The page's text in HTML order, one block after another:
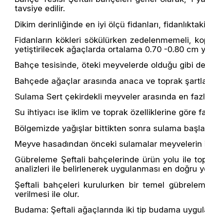
tavsiye edilir.
Dikim derinliğinde en iyi ölçü fidanları,
Fidanların kökleri sökülürken zedelenmemeli,
yetiştirilecek ağaçlarda ortalama 0.70 -0.80 cm
Bahçe tesisinde, öteki meyvelerde olduğu gibi
Bahçede ağaçlar arasında anaca ve toprak
Sulama Sert çekirdekli meyveler arasında en
Su ihtiyacı ise iklim ve toprak özelliklerine göre
Bölgemizde yağışlar bittikten sonra sulama
Meyve hasadından önceki sulamalar
Gübreleme Şeftali bahçelerinde ürün yolu ile
analizleri ile belirlenerek uygulanması en doğru
Şeftali bahçeleri kurulurken bir temel
verilmesi ile olur.
Budama: Şeftali ağaçlarında iki tip budama